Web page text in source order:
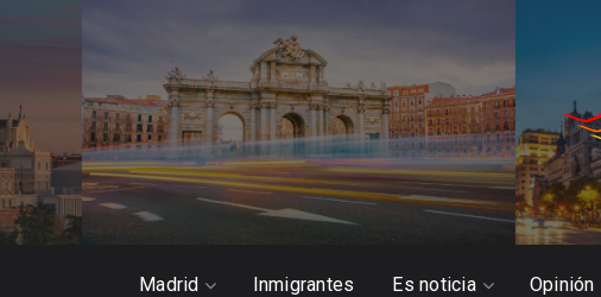
Madrid Inmigrantes Es noticia Opinión